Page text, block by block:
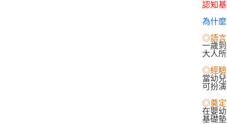
認知
為什
◎語言
一歲
大人
◎經驗
當幼
可扮
◎奠定
在嬰
基礎